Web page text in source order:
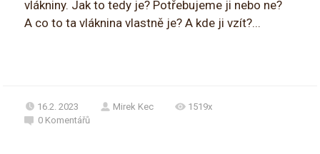
vlákniny. Jak to tedy je? Potřebujeme ji nebo ne?
A co to ta vláknina vlastně je? A kde ji vzít?...
16.2. 2023 Mirek Kec
1519x
0 Komentářů